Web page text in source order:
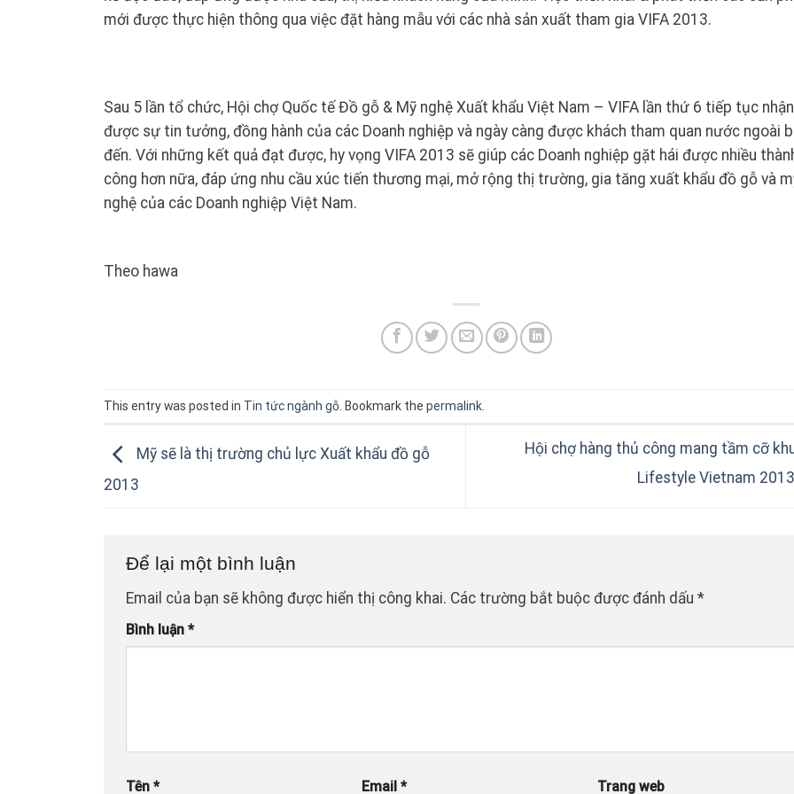
mới được thực hiện thông qua việc đặt hàng mẫu với các nhà sản xuất tham gia VIFA 2013.
Sau 5 lần tổ chức, Hội chợ Quốc tế Đồ gỗ & Mỹ nghệ Xuất khẩu Việt Nam – VIFA lần thứ 6 tiếp tục nhận
được sự tin tưởng, đồng hành của các Doanh nghiệp và ngày càng được khách tham quan nước ngoài
đến. Với những kết quả đạt được, hy vọng VIFA 2013 sẽ giúp các Doanh nghiệp gặt hái được nhiều
công hơn nữa, đáp ứng nhu cầu xúc tiến thương mại, mở rộng thị trường, gia tăng xuất khẩu đồ gỗ và
nghệ của các Doanh nghiệp Việt Nam.
Theo hawa
This entry was posted in Tin tức ngành gỗ . Bookmark the permalink
Mỹ sẽ là thị trường chủ lực Xuất khẩu đồ gỗ
2013
Hội chợ hàng thủ công mang tầm cỡ
Lifestyle Vietnam 2013
Để lại một bình luận
Email của bạn sẽ không được hiển thị công khai. Các trường bắt buộc được đánh dấu *
Bình luận *
Tên * Email * Trang web